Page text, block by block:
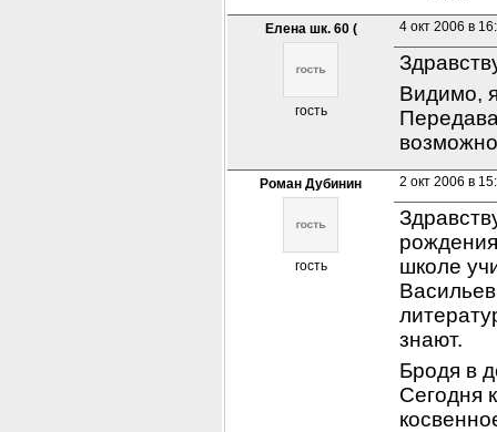
Елена шк. 60 (
гость
4 окт 2006 в
Видимо,
Роман Дубинин
гость
2 окт 2006 в
школе
знают.
Бродя в
Сегодня